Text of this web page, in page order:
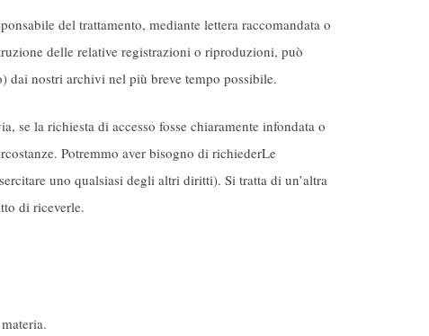
del trattamento, mediante lettera raccomandata o
delle relative registrazioni o riproduzioni, può
dai nostri archivi nel più breve tempo possibile.
se la richiesta di accesso fosse chiaramente infondata o
Potremmo aver bisogno di richiederLe
uno qualsiasi degli altri diritti). Si tratta di un’altra
di riceverle.